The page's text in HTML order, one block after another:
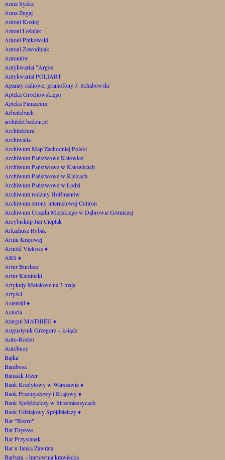
Anna Syska
Anna Zugaj
Antoni Kozioł
Antoni Leśniak
Antoni Pinkowski
Antoni Zawodniak
Antoniów
Antykwariat "Argos"
Antykwariat POLIART
Aparaty radiowe, gramofony J. Schabowski
Apteka Grochowskiego
Apteka Panaceum
Arbeitsbuch
architekt.bedzin.pl
Architektura
Archiwalia
Archiwum Map Zachodniej Polski
Archiwum Państwowe Katowice
Archiwum Państwowe w Katowicach
Archiwum Państwowe w Kielcach
Archiwum Państwowe w Łodzi
Archiwum rodziny Hoffmanów
Archiwum strony internetowej Cutiron
Archiwum Urzędu Miejskiego w Dąbrowie Górniczej
Arcybiskup Jan Cieplak
Arkadiusz Rybak
Armii Krajowej
Arnold Vielrose♦
ARS ♦
Artur Burdasz
Artur Kamiński
Artykuły Metalowe na 3 maja
Artyści
Asteroid♦
Astoria
Atargul MATHIEU♦
Augustynik Grzegorz – ksiądz
Auto-Rodeo
Autobusy
Bajka
Bambosz
Banasik Józer
Bank Kredytowy w Warszawie♦
Bank Przemysłowy i Krajowy♦
Bank Spółdzielczy w Strzemieszycach
Bank Udziałowy Spółdzielczy♦
Bar "Bistro"
Bar Express
Bar Przystanek
Bar u Janka Zawrata
Barbara – hurtownia krawiecka